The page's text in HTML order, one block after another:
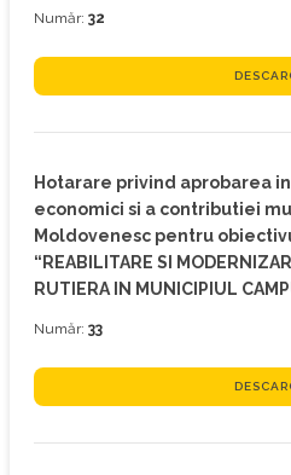
Număr: 32
Hotarare privind aprobarea
economici si a contributiei
Moldovenesc pentru
“REABILITARE SI
RUTIERA IN MUNICIPIUL
Număr: 33